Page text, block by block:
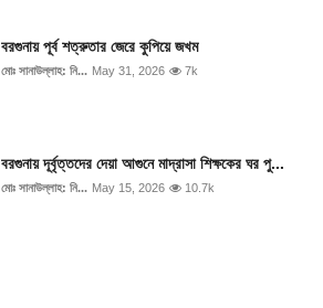
বরগুনায় পূর্ব শত্রুতার জেরে কুপিয়ে জখম
মোঃ সানাউল্লাহ: নি... May 31, 2026 7k
বরগুনায় দূর্বৃত্তদের দেয়া আগুনে মাদ্রাসা শিক্ষকের ঘর পু...
মোঃ সানাউল্লাহ: নি... May 15, 2026 10.7k